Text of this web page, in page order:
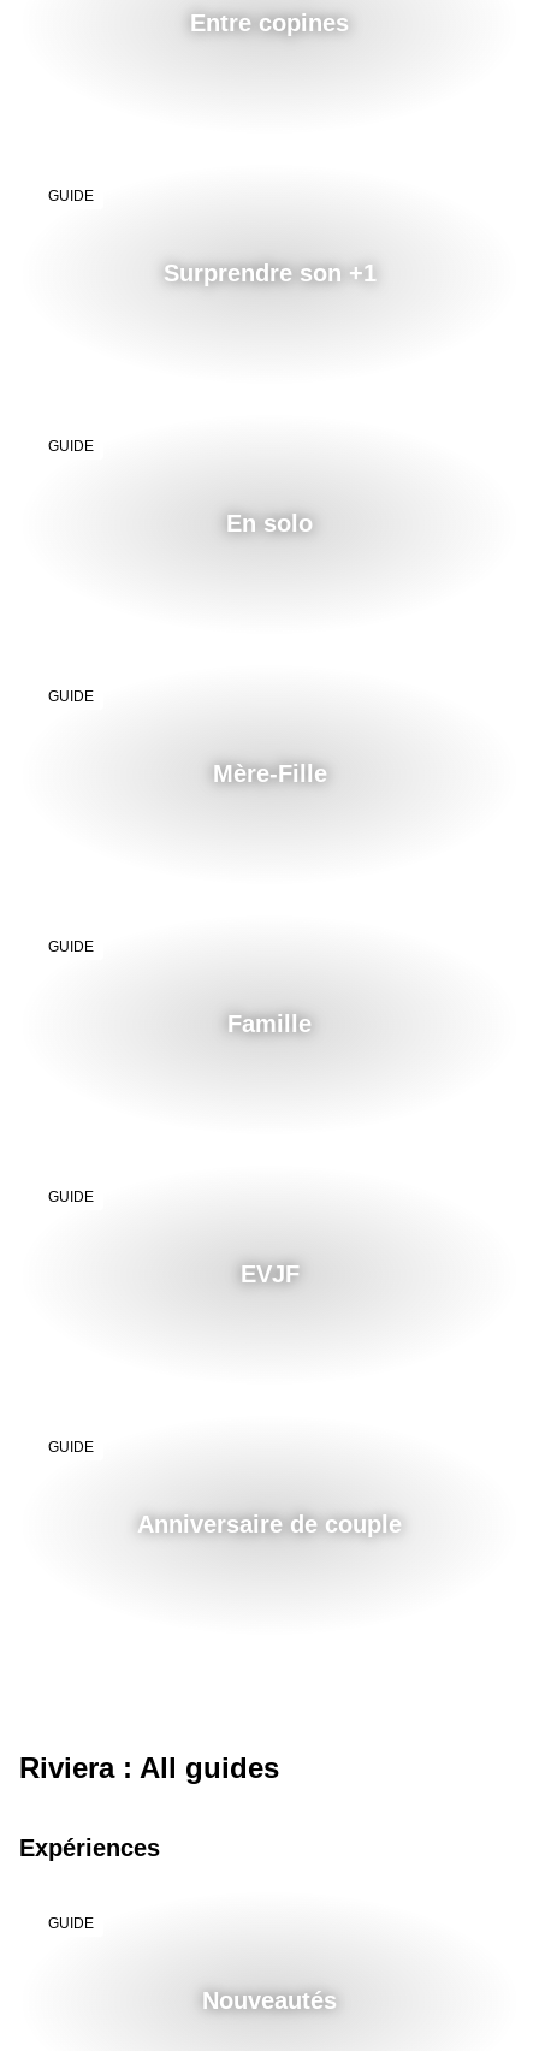
Entre copines
GUIDE
Surprendre son +1
GUIDE
En solo
GUIDE
Mère-Fille
GUIDE
Famille
GUIDE
EVJF
GUIDE
Anniversaire de couple
Riviera : All guides
Expériences
GUIDE
Nouveautés